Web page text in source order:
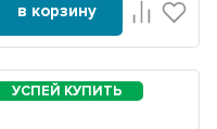
в корзину